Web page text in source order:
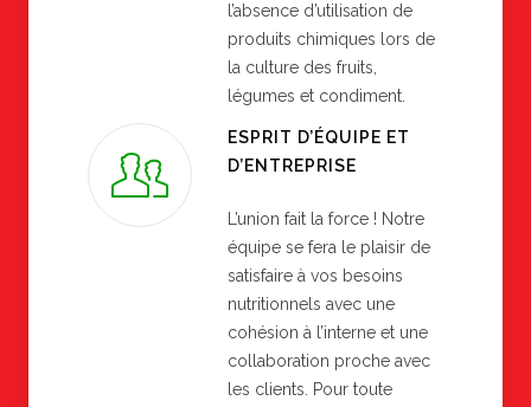
l’absence d’utilisation de
produits chimiques lors de
la culture des fruits,
légumes et condiment.
ESPRIT D’ÉQUIPE ET
D’ENTREPRISE
L’union fait la force ! Notre
équipe se fera le plaisir de
satisfaire à vos besoins
nutritionnels avec une
cohésion à l’interne et une
collaboration proche avec
les clients. Pour toute